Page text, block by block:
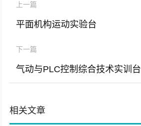
上一篇
平面机构运动实验台
下一篇
气动与PLC控制综合技术实训台
相关文章